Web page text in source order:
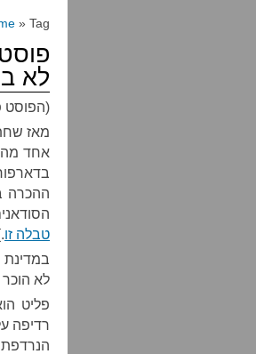
» Tag: אליזבת צורקוב
לא
(הפוסט
אחד
הסודאנים
טבלה זו
לא
פליט
רדיפה